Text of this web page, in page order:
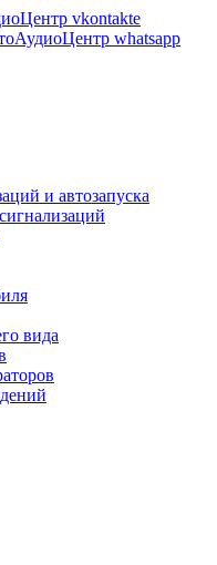
и автозапуска
вида